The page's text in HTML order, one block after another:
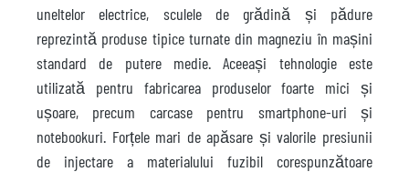
uneltelor electrice, sculele de grădină și pădure
reprezintă produse tipice turnate din magneziu în mașini
standard de putere medie. Aceeași tehnologie este
utilizată pentru fabricarea produselor foarte mici și
ușoare, precum carcase pentru smartphone-uri și
notebookuri. Forțele mari de apăsare și valorile presiunii
de injectare a materialului fuzibil corespunzătoare